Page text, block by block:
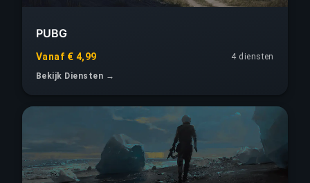
PUBG
Vanaf € 4,99
4 diensten
Bekijk Diensten →